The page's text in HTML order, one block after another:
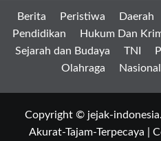
Berita Peristiwa Daerah
Pendidikan
Hukum Dan
Sejarah dan Budaya
TNI
Olahraga
Nasional
Copyright © jejak-
Akurat-Tajam-Terpecaya